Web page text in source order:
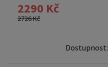
2290 Kč
2726 Kč
Dostupnost: